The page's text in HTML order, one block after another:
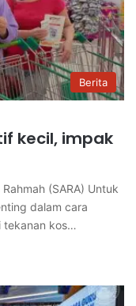
Berita
kecil, impak
(SARA) Untuk
dalam cara
tekanan kos…